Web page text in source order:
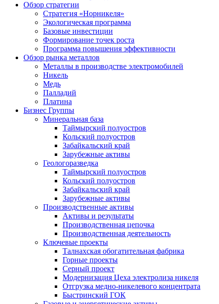
Обзор стратегии
Стратегия «Норникеля»
Экологическая программа
Базовые инвестиции
Формирование точек роста
Программа повышения эффективности
Обзор рынка металлов
Металлы в производстве электромобилей
Никель
Медь
Палладий
Платина
Бизнес Группы
Минеральная база
Таймырский полуостров
Кольский полуостров
Забайкальский край
Зарубежные активы
Геологоразведка
Таймырский полуостров
Кольский полуостров
Забайкальский край
Зарубежные активы
Производственные активы
Активы и результаты
Производственная цепочка
Производственная деятельность
Ключевые проекты
Талнахская обогатительная фабрика
Горные проекты
Серный проект
Модернизация Цеха электролиза никеля
Отгрузка медно-никелевого концентрата
Быстринский ГОК